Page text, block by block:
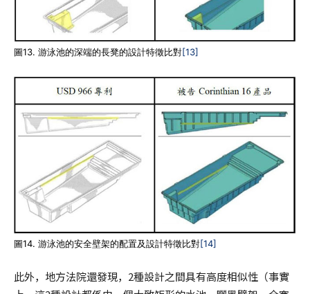
圖13. 游泳池的深端的長凳的設計特徵比對[13]
圖14. 游泳池的安全壁架的配置及設計特徵比對[14]
此外，地方法院還發現，2種設計之間具有高度相似性（事實